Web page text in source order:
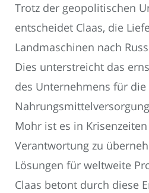
Trotz der geopolitischen
entscheidet Claas, die
Landmaschinen nach
Dies unterstreicht das
des Unternehmens für
Mohr ist es in
Verantwortung zu
Lösungen für weltweite
Claas betont durch diese